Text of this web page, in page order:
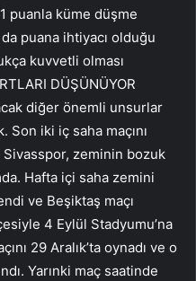
puanla küme düşme
puana ihtiyacı olduğu
kuvvetli olması
DÜŞÜNÜYOR
diğer önemli unsurlar
Son iki iç saha maçını
Sivasspor, zeminin bozuk
Hafta içi saha zemini
ve Beşiktaş maçı
4 Eylül Stadyumu’na
29 Aralık’ta oynadı ve o
Yarınki maç saatinde